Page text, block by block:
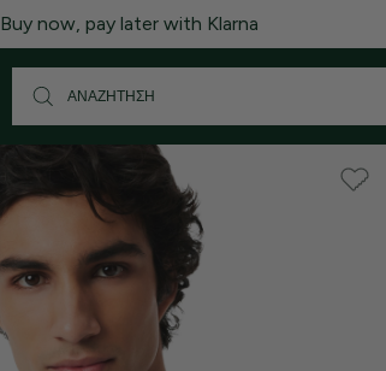
Buy now, pay later with Klarna